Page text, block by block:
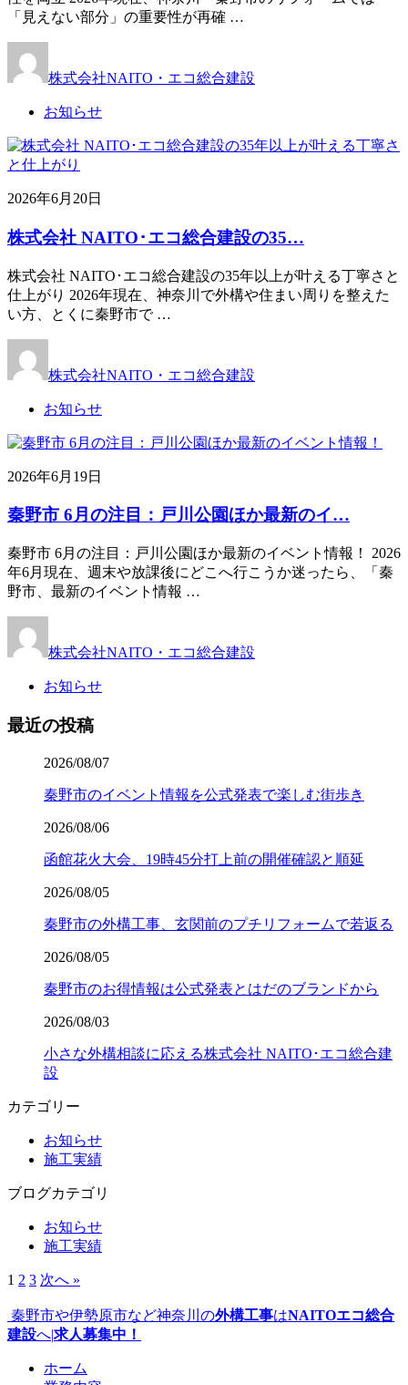
「見えない部分」の重要性が再確 …
株式会社NAITO・エコ総合建設
お知らせ
2026年6月20日
株式会社 NAITO･エコ総合建設の35…
株式会社 NAITO･エコ総合建設の35年以上が叶える丁寧さと
仕上がり 2026年現在、神奈川で外構や住まい周りを整えた
い方、とくに秦野市で …
株式会社NAITO・エコ総合建設
お知らせ
2026年6月19日
秦野市 6月の注目：戸川公園ほか最新のイ…
秦野市 6月の注目：戸川公園ほか最新のイベント情報！ 2026
年6月現在、週末や放課後にどこへ行こうか迷ったら、「秦
野市、最新のイベント情報 …
株式会社NAITO・エコ総合建設
お知らせ
最近の投稿
2026/08/07
秦野市のイベント情報を公式発表で楽しむ街歩き
2026/08/06
函館花火大会、19時45分打上前の開催確認と順延
2026/08/05
秦野市の外構工事、玄関前のプチリフォームで若返る
2026/08/05
秦野市のお得情報は公式発表とはだのブランドから
2026/08/03
小さな外構相談に応える株式会社 NAITO･エコ総合建
設
カテゴリー
お知らせ
施工実績
ブログカテゴリ
お知らせ
施工実績
1 2 3 次へ »
秦野市や伊勢原市など神奈川の外構工事はNAITOエコ総合
建設へ|求人募集中！
ホーム